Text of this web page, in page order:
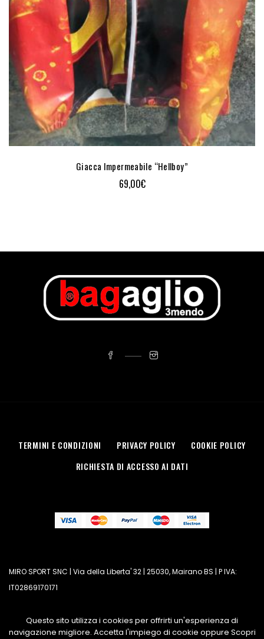
Giacca Impermeabile “Hellboy”
69,00€
TERMINI E CONDIZIONI PRIVACY POLICY
COOKIE POLICY
RICHIESTA DI ACCESSO AI DATI
MIRO SPORT SNC | Via della Liberta' 32 | 25030, Mairano BS | P IVA:
IT02869170171
Questo sito utilizza i cookies per offrirti un'esperienza di
navigazione migliore. Accetta l'impiego di cookie oppure Scopri